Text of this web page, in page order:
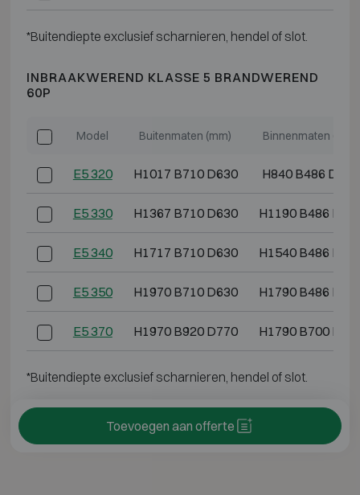
*Buitendiepte exclusief scharnieren, hendel of slot.
INBRAAKWEREND KLASSE 5 BRANDWEREND
60P
Model Buitenmaten (mm) Binnenmaten (mm)
E5 320 H1017 B710 D630 H840 B486 D364
E5 330 H1367 B710 D630 H1190 B486
E5 340 H1717 B710 D630 H1540 B486
E5 350 H1970 B710 D630 H1790 B486
E5 370 H1970 B920 D770 H1790 B700
*Buitendiepte exclusief scharnieren, hendel of slot.
Toevoegen aan offerte